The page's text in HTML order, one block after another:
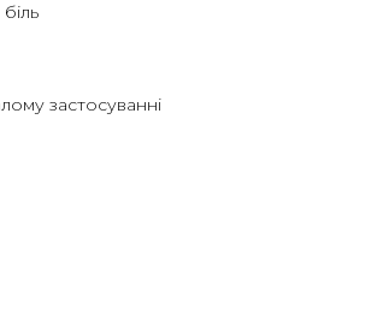
застосуванні